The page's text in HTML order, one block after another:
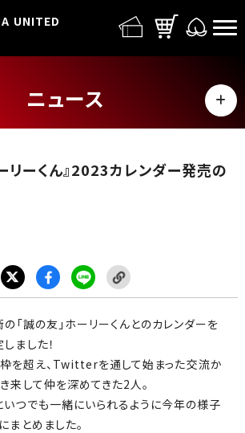
UNITED
ニュース
MENU
イベント
グッズ
チケット
アカデミー・スクール
リーくん』2023カレンダー発売の
「誠の友」ホーリーくんとのカレンダーを
ました！
を超え、Twitterを通して始まった交流か
来して仲を深めてきた2人。
つでも一緒にいられるように今年の様子
まとめました。